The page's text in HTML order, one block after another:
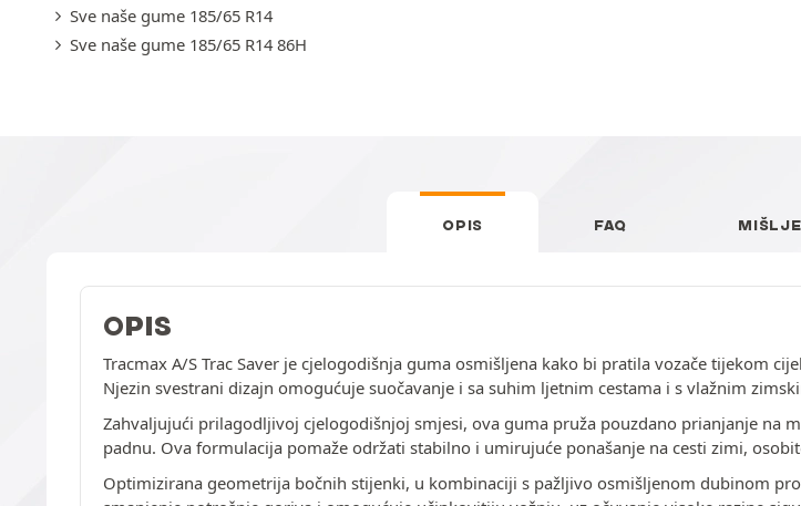
Sve naše gume 185/65 R14
Sve naše gume 185/65 R14 86H
OPIS FAQ
OPIS
Tracmax A/S Trac Saver je cjelogodišnja guma osmišljena kako bi pratila vozače tijekom
Njezin svestrani dizajn omogućuje suočavanje i sa suhim ljetnim cestama i s vlažnim
Zahvaljujući prilagodljivoj cjelogodišnjoj smjesi, ova guma pruža pouzdano prianjanje na
padnu. Ova formulacija pomaže održati stabilno i umirujuće ponašanje na cesti zimi,
Optimizirana geometrija bočnih stijenki, u kombinaciji s pažljivo osmišljenom dubinom